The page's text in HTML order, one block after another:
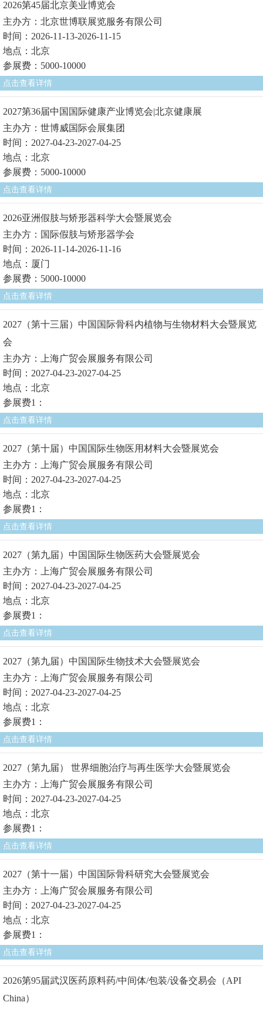
2026第45届北京美业博览会
主办方：北京世博联展览服务有限公司
时间：2026-11-13-2026-11-15
地点：北京
参展费：5000-10000
点击查看详情
2027第36届中国国际健康产业博览会|北京健康展
主办方：世博威国际会展集团
时间：2027-04-23-2027-04-25
地点：北京
参展费：5000-10000
点击查看详情
2026亚洲假肢与矫形器科学大会暨展览会
主办方：国际假肢与矫形器学会
时间：2026-11-14-2026-11-16
地点：厦门
参展费：5000-10000
点击查看详情
2027（第十三届）中国国际骨科内植物与生物材料大会暨展览
会
主办方：上海广贸会展服务有限公司
时间：2027-04-23-2027-04-25
地点：北京
参展费1：
点击查看详情
2027（第十届）中国国际生物医用材料大会暨展览会
主办方：上海广贸会展服务有限公司
时间：2027-04-23-2027-04-25
地点：北京
参展费1：
点击查看详情
2027（第九届）中国国际生物医药大会暨展览会
主办方：上海广贸会展服务有限公司
时间：2027-04-23-2027-04-25
地点：北京
参展费1：
点击查看详情
2027（第九届）中国国际生物技术大会暨展览会
主办方：上海广贸会展服务有限公司
时间：2027-04-23-2027-04-25
地点：北京
参展费1：
点击查看详情
2027（第九届） 世界细胞治疗与再生医学大会暨展览会
主办方：上海广贸会展服务有限公司
时间：2027-04-23-2027-04-25
地点：北京
参展费1：
点击查看详情
2027（第十一届）中国国际骨科研究大会暨展览会
主办方：上海广贸会展服务有限公司
时间：2027-04-23-2027-04-25
地点：北京
参展费1：
点击查看详情
2026第95届武汉医药原料药/中间体/包装/设备交易会（API
China）